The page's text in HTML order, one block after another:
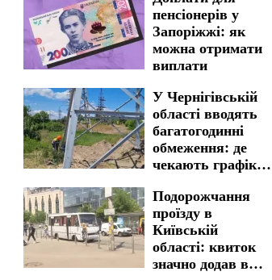
пенсіонерів у
Запоріжжі: як
можна отримати
виплати
У Чернігівській
області вводять
багатогодинні
обмеження: де
чекають графіки
світла на 6 та 7
серпня
Подорожчання
проїзду в
Київській
області: квиток
значно додав в